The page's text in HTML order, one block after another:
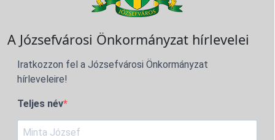
A Józsefvárosi Önkormányzat hírlevelei
Iratkozzon fel a Józsefvárosi Önkormányzat
hírleveleire!
Teljes név